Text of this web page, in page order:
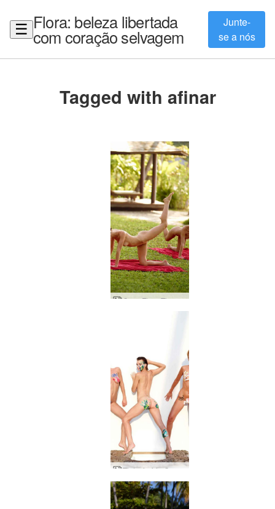
☰ Flora: beleza libertada
com coração selvagem
Junte-
se a nós
Tagged with afinar
Coxy Flora Thea Zaika praia fitness
Tinta úmida Coxy Flora Thea de Alya